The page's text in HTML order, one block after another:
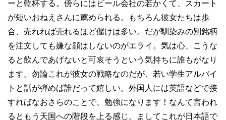
ーと乾杯する。傍らにはビール会社の若かくて、スカート
が短いおねえさんに薦められる。もちろん彼女たちは歩
合、売れれば売れるほど儲けは多い。だが馴染みの別銘柄
を注文しても嫌な顔はしないのがエライ。気は心、こうな
ると飲んであげないと可哀そうという気持ちに誰もがなり
ます。勿論これが彼女の戦略なのだが、若い学生アルバイ
トと話が弾めば誰だって嬉しい。外国人には英語などで接
すればなおさらのことで、勉強になります！なんて言われ
るともう天国への階段を上る感じ。ましてこれが日本語で